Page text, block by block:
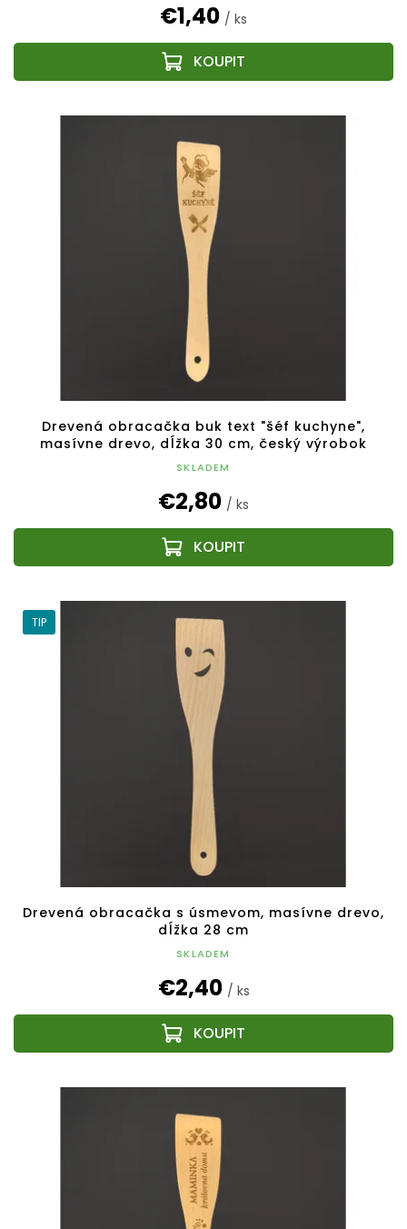
€1,40 / ks
Drevená obracačka buk text "šéf kuchyne",
masívne drevo, dĺžka 30 cm, český výrobok
SKLADEM
€2,80 / ks
TIP
Drevená obracačka s úsmevom, masívne drevo,
dĺžka 28 cm
SKLADEM
€2,40 / ks